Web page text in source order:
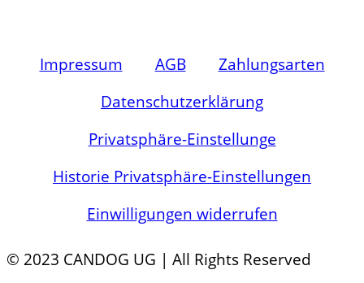
Impressum AGB
Zahlungsarten
Datenschutz­­erklärung
Privatsphäre-Einstellunge
Historie Privatsphäre-Einstellungen
Einwilligungen widerrufen
© 2023 CANDOG UG | All Rights Reserved